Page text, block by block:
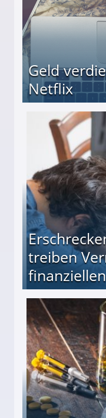
Geld
Netflix
treiben
(34) in den